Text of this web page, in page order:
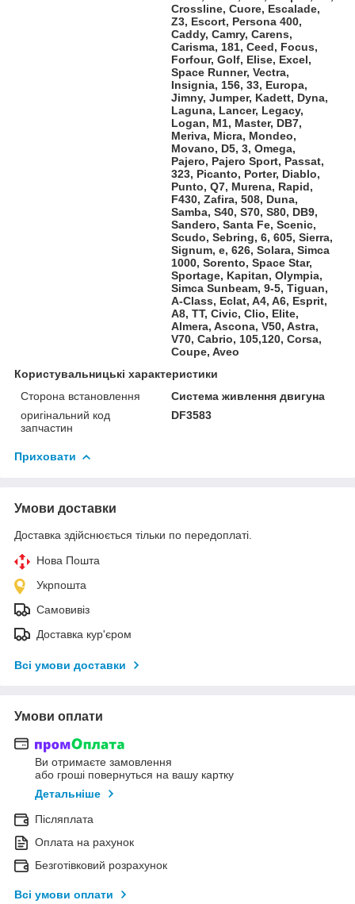
Crossline, Cuore, Escalade,
Z3, Escort, Persona 400,
Caddy, Camry, Carens,
Carisma, 181, Ceed, Focus,
Forfour, Golf, Elise, Excel,
Space Runner, Vectra,
Insignia, 156, 33, Europa,
Jimny, Jumper, Kadett, Dyna,
Laguna, Lancer, Legacy,
Logan, M1, Master, DB7,
Meriva, Micra, Mondeo,
Movano, D5, 3, Omega,
Pajero, Pajero Sport, Passat,
323, Picanto, Porter, Diablo,
Punto, Q7, Murena, Rapid,
F430, Zafira, 508, Duna,
Samba, S40, S70, S80, DB9,
Sandero, Santa Fe, Scenic,
Scudo, Sebring, 6, 605, Sierra,
Signum, e, 626, Solara, Simca
1000, Sorento, Space Star,
Sportage, Kapitan, Olympia,
Simca Sunbeam, 9-5, Tiguan,
A-Class, Eclat, A4, A6, Esprit,
A8, TT, Civic, Clio, Elite,
Almera, Ascona, V50, Astra,
V70, Cabrio, 105,120, Corsa,
Coupe, Aveo
Користувальницькі характеристики
Сторона встановлення
Система живлення двигуна
оригінальний код
запчастин
DF3583
Приховати
Умови доставки
Доставка здійснюється тільки по передоплаті.
Нова Пошта
Укрпошта
Самовивіз
Доставка кур'єром
Всі умови доставки
Умови оплати
Ви отримаєте замовлення
або гроші повернуться на вашу картку
Детальніше
Післяплата
Оплата на рахунок
Безготівковий розрахунок
Всі умови оплати